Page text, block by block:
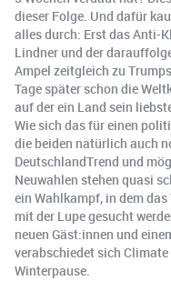
dieser Folge. Und dafür
alles durch: Erst das Anti-
Lindner und der
Ampel zeitgleich zu
Tage später schon die
auf der ein Land sein
Wie sich das für einen
die beiden natürlich auch
DeutschlandTrend und
Neuwahlen stehen quasi
ein Wahlkampf, in dem
mit der Lupe gesucht
neuen Gäst:innen und
verabschiedet sich
Winterpause.